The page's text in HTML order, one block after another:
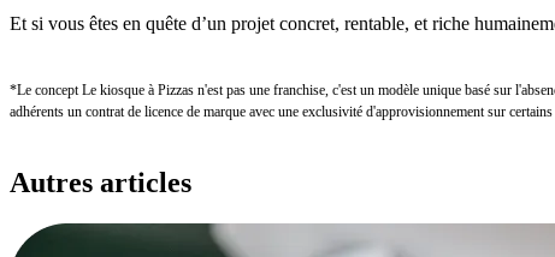
Et si vous êtes en quête d’un projet concret, rentable, et riche
*Le concept Le kiosque à Pizzas n'est pas une franchise, c'est un modèle unique basé sur
adhérents un contrat de licence de marque avec une exclusivité d'approvisionnement sur
Autres articles